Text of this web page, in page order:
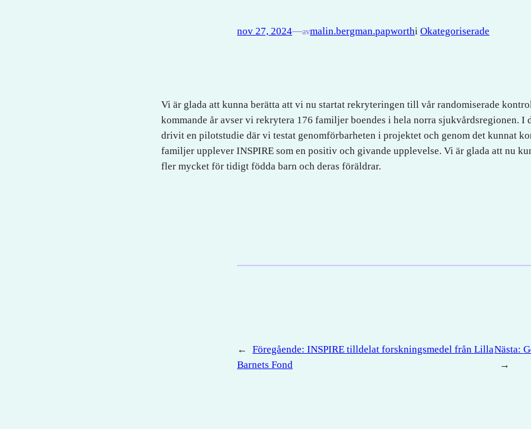
nov 27, 2024—avmalin.bergman.papworthi Okategoriserade
Vi är glada att kunna berätta att vi nu startat rekryteringen till vår randomiserade
kommande år avser vi rekrytera 176 familjer boendes i hela norra sjukvårdsregionen. I
drivit en pilotstudie där vi testat genomförbarheten i projektet och genom det kunnat
familjer upplever INSPIRE som en positiv och givande upplevelse. Vi är glada att nu
fler mycket för tidigt födda barn och deras föräldrar.
← Föregående: INSPIRE tilldelat forskningsmedel från Lilla
Barnets Fond
Nästa:
→